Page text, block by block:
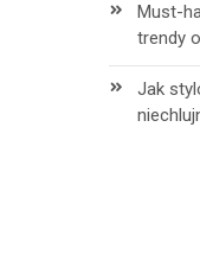
Must-
trendy
Jak